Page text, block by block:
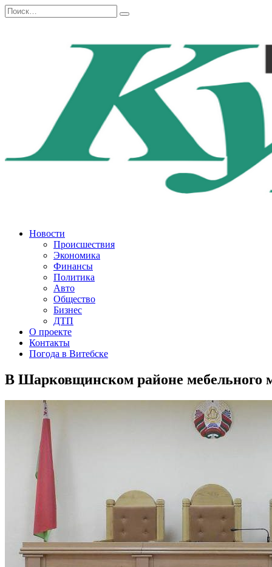
Перейти
к
Search
for:
Новости
Происшествия
Экономика
Финансы
Политика
Авто
Общество
Бизнес
ДТП
О проекте
Контакты
Погода в Витебске
В Шарковщинском районе мебельного